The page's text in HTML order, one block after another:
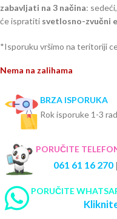
zabavljati na 3 načina:
će ispratiti svetlosno-zvučni
*Isporuku vršimo na teritoriji
Nema na zalihama
BRZA ISPORUKA
Rok isporuke 1-3
PORUČITE
061 61 16 270 |
PORUČITE